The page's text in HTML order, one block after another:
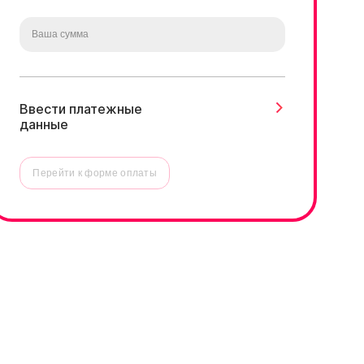
Ввести платежные
данные
Перейти к форме оплаты